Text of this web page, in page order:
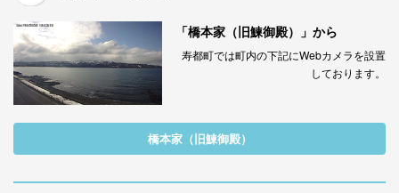
「橋本家（旧鰊御殿）」から
寿都町では町内の下記にWebカメラを設置
しております。
橋本家（旧鰊御殿）